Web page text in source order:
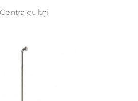
Centra gultņi